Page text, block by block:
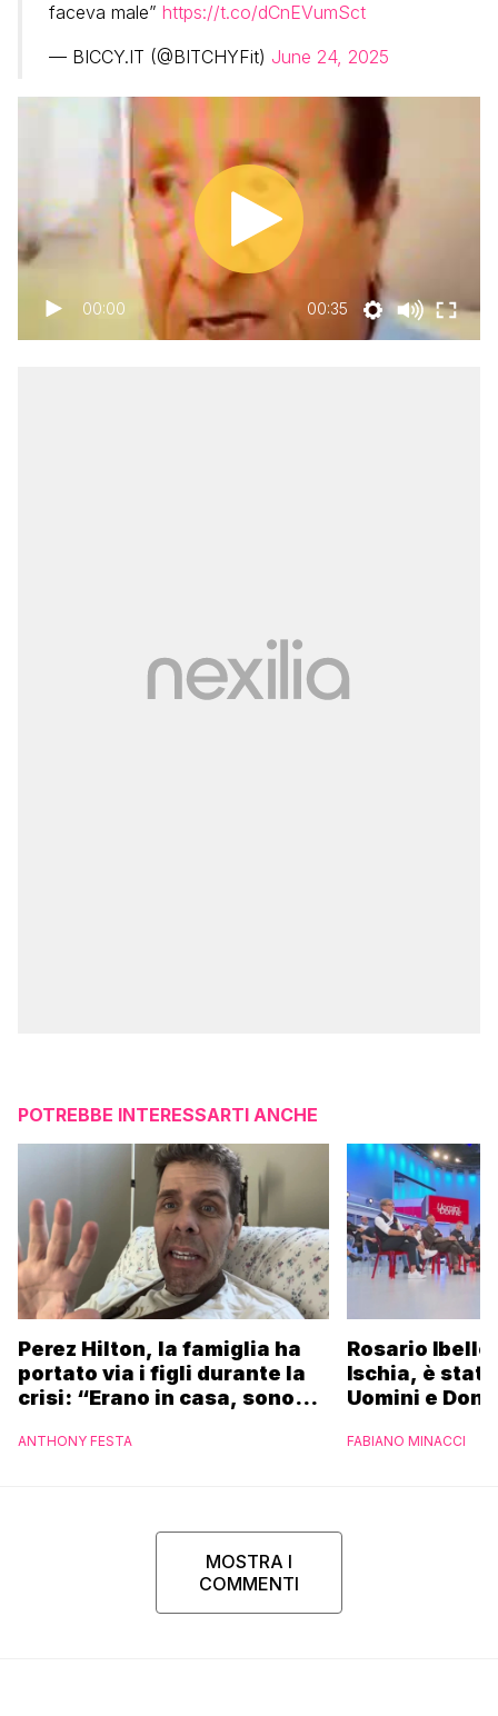
faceva male” https://t.co/dCnEVumSct
— BICCY.IT (@BITCHYFit) June 24, 2025
00:00 00:35
POTREBBE INTERESSARTI ANCHE
Perez Hilton, la famiglia ha
portato via i figli durante la
crisi: “Erano in casa, sono
bambini”
ANTHONY FESTA
Rosario
Ischia, è
Uomini e
riconosciuto”
FABIANO MINACCI
MOSTRA I
COMMENTI